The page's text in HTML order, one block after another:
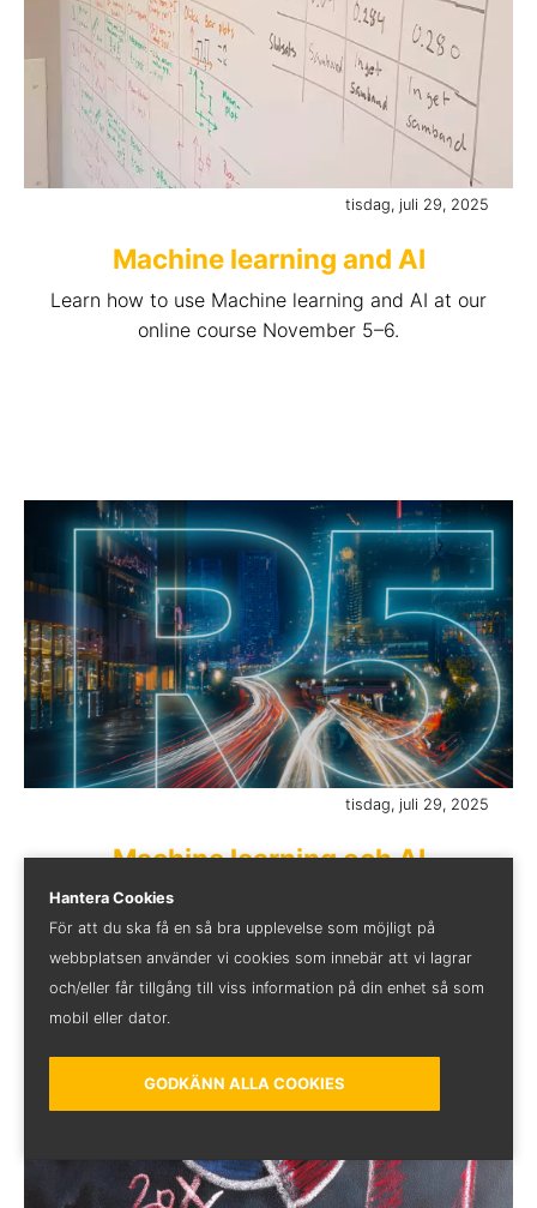
tisdag, juli 29, 2025
Machine learning and AI
Learn how to use Machine learning and AI at our
online course November 5–6.
tisdag, juli 29, 2025
Machine learning och AI
Lär dig använda machine learning och AI i R på
vår onlinekurs den 5–6 november.
Hantera Cookies
För att du ska få en så bra upplevelse som möjligt på
webbplatsen använder vi cookies som innebär att vi lagrar
och/eller får tillgång till viss information på din enhet så som
mobil eller dator.
GODKÄNN ALLA COOKIES